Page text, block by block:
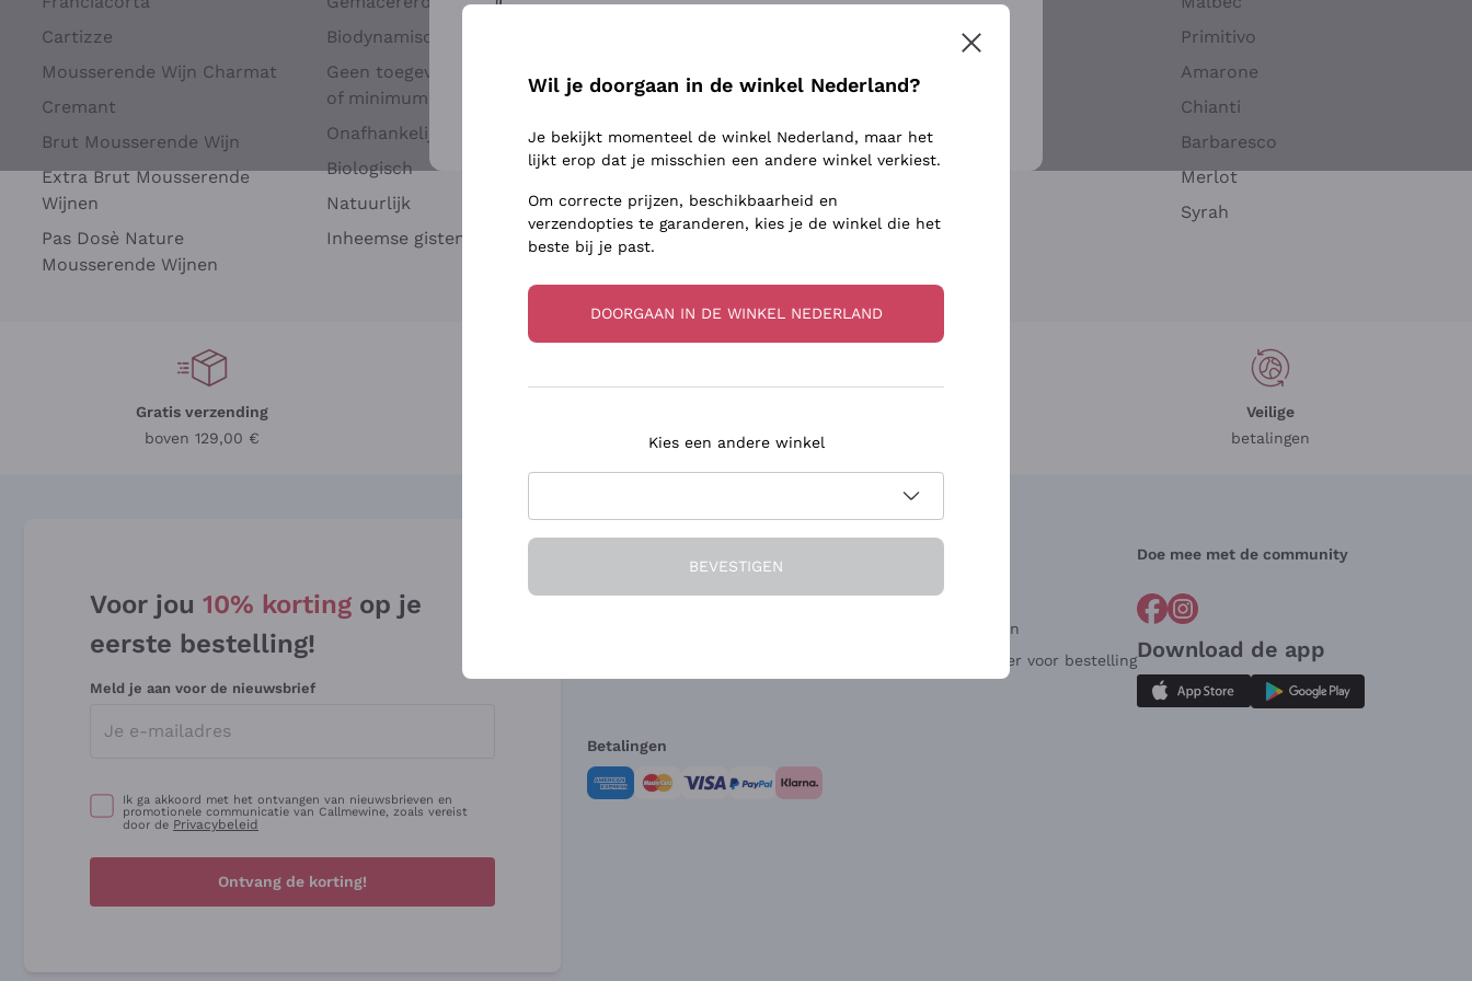
Cartizze
Mousserende Wijn Charmat
Cremant
Brut Mousserende Wijn
Extra Brut Mousserende
Wijnen
Pas Dosè Nature
Mousserende Wijnen
Biodynamisch
Geen toegevoegde sulfieten
of minimum
Onafhankelijke Wijnbouwers
Biologisch
Natuurlijk
Inheemse gisten
Argiolas
Ca' dei Frati
Chardonnay
Sauvignon
Primitivo
Amarone
Chianti
Barbaresco
Merlot
Syrah
Gratis verzending
boven 129,00 €
Veilige
betalingen
Voor jou 10% korting op je
eerste bestelling!
Meld je aan voor de nieuwsbrief
Ik ga akkoord met het ontvangen van nieuwsbrieven en
promotionele communicatie van Callmewine, zoals vereist
door de Privacybeleid
Ontvang de korting!
Over ons
Klantenservice
Verkoopvoorwaarden
Herroepingsformulier voor bestelling
Doe mee met de community
Download de app
Betalingen
Voor meer informatie, lees onzePrivacybeleid
Wil je doorgaan in de winkel Nederland?
Je bekijkt momenteel de winkel Nederland, maar het
lijkt erop dat je misschien een andere winkel verkiest.
Om correcte prijzen, beschikbaarheid en
verzendopties te garanderen, kies je de winkel die het
beste bij je past.
DOORGAAN IN DE WINKEL NEDERLAND
Kies een andere winkel
BEVESTIGEN